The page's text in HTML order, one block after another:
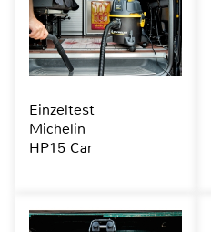
Einzeltest
Michelin
HP15 Car